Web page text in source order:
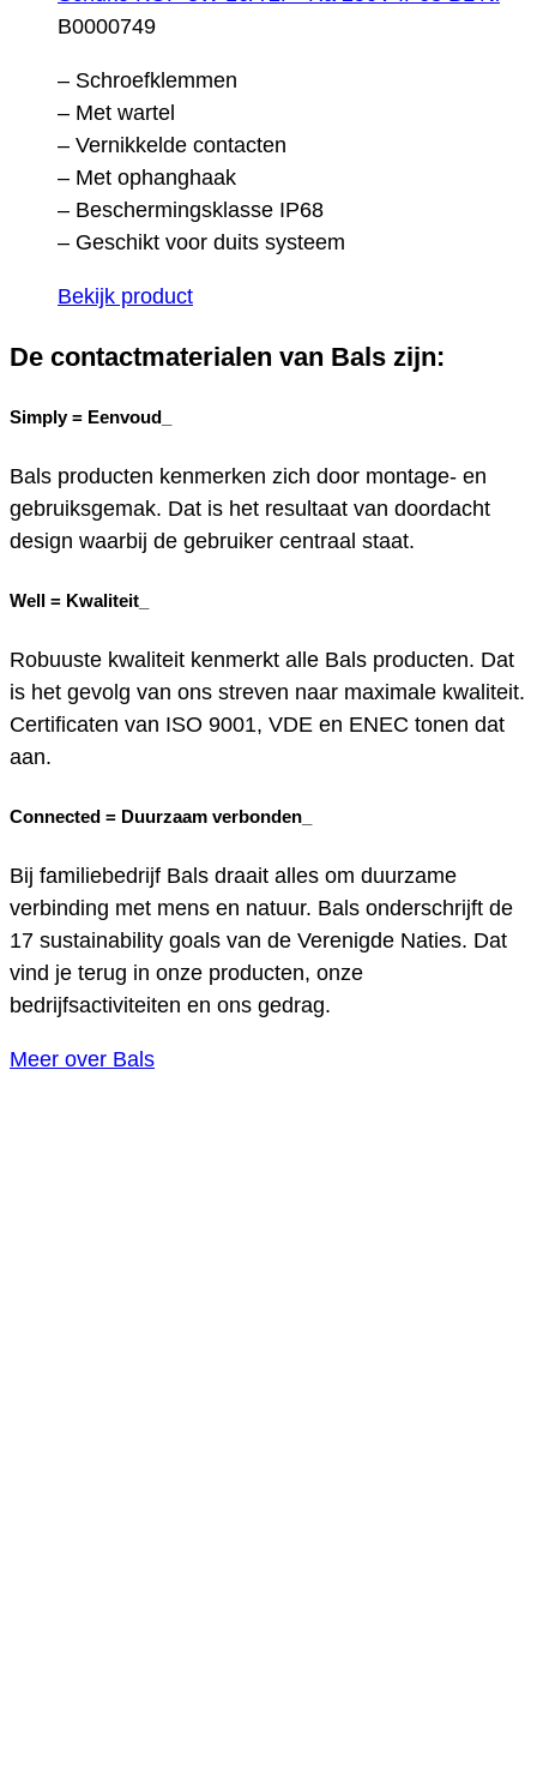
B0000749
– Schroefklemmen
– Met wartel
– Vernikkelde contacten
– Met ophanghaak
– Beschermingsklasse IP68
– Geschikt voor duits systeem
Bekijk product
De contactmaterialen van Bals zijn:
Simply = Eenvoud_
Bals producten kenmerken zich door montage- en
gebruiksgemak. Dat is het resultaat van doordacht
design waarbij de gebruiker centraal staat.
Well = Kwaliteit_
Robuuste kwaliteit kenmerkt alle Bals producten. Dat
is het gevolg van ons streven naar maximale kwaliteit.
Certificaten van ISO 9001, VDE en ENEC tonen dat
aan.
Connected = Duurzaam verbonden_
Bij familiebedrijf Bals draait alles om duurzame
verbinding met mens en natuur. Bals onderschrijft de
17 sustainability goals van de Verenigde Naties. Dat
vind je terug in onze producten, onze
bedrijfsactiviteiten en ons gedrag.
Meer over Bals